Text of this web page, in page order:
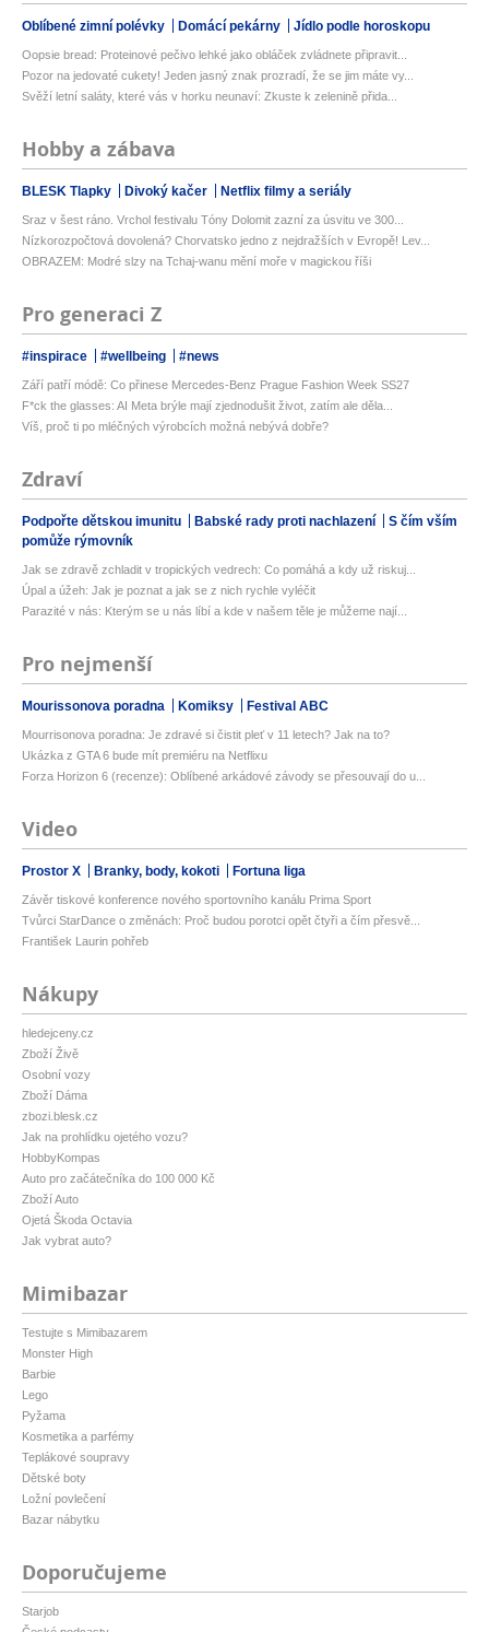
Oblíbené zimní polévky Domácí pekárny Jídlo podle horoskopu
Oopsie bread: Proteinové pečivo lehké jako obláček zvládnete připravit...
Pozor na jedovaté cukety! Jeden jasný znak prozradí, že se jim máte vy...
Svěží letní saláty, které vás v horku neunaví: Zkuste k zelenině přida...
Hobby a zábava
BLESK Tlapky Divoký kačer Netflix filmy a seriály
Sraz v šest ráno. Vrchol festivalu Tóny Dolomit zazní za úsvitu ve 300...
Nízkorozpočtová dovolená? Chorvatsko jedno z nejdražších v Evropě! Lev...
OBRAZEM: Modré slzy na Tchaj-wanu mění moře v magickou říši
Pro generaci Z
#inspirace #wellbeing #news
Září patří módě: Co přinese Mercedes-Benz Prague Fashion Week SS27
F*ck the glasses: AI Meta brýle mají zjednodušit život, zatím ale děla...
Víš, proč ti po mléčných výrobcích možná nebývá dobře?
Zdraví
Podpořte dětskou imunitu Babské rady proti nachlazení
S čím vším
pomůže rýmovník
Jak se zdravě zchladit v tropických vedrech: Co pomáhá a kdy už riskuj...
Úpal a úžeh: Jak je poznat a jak se z nich rychle vyléčit
Parazité v nás: Kterým se u nás líbí a kde v našem těle je můžeme nají...
Pro nejmenší
Mourissonova poradna Komiksy Festival ABC
Mourrisonova poradna: Je zdravé si čistit pleť v 11 letech? Jak na to?
Ukázka z GTA 6 bude mít premiéru na Netflixu
Forza Horizon 6 (recenze): Oblíbené arkádové závody se přesouvají do u...
Video
Prostor X Branky, body, kokoti Fortuna liga
Závěr tiskové konference nového sportovního kanálu Prima Sport
Tvůrci StarDance o změnách: Proč budou porotci opět čtyři a čím přesvě...
František Laurin pohřeb
Nákupy
hledejceny.cz
Zboží Živě
Osobní vozy
Zboží Dáma
zbozi.blesk.cz
Jak na prohlídku ojetého vozu?
HobbyKompas
Auto pro začátečníka do 100 000 Kč
Zboží Auto
Ojetá Škoda Octavia
Jak vybrat auto?
Mimibazar
Testujte s Mimibazarem
Monster High
Barbie
Lego
Pyžama
Kosmetika a parfémy
Teplákové soupravy
Dětské boty
Ložní povlečení
Bazar nábytku
Doporučujeme
Starjob